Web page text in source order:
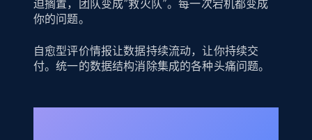
迫搁置，团队变成“救火队”。每一次宕机都变成
你的问题。
自愈型评价情报让数据持续流动，让你持续交
付。统一的数据结构消除集成的各种头痛问题。